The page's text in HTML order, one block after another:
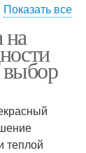
крутого
Показать все
на
выбор
теплой